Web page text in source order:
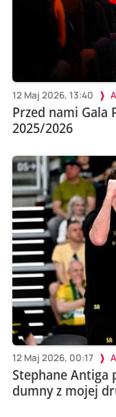
12 Maj 2026, 13:40
Przed nami Gala
2025/2026
12 Maj 2026, 00:17
Stephane Antiga
dumny z mojej